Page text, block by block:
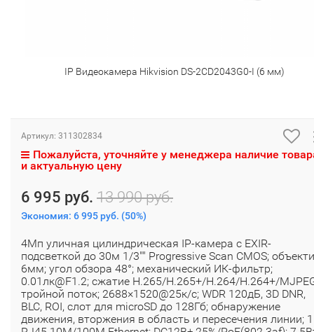
IP Видеокамера Hikvision DS-2CD2043G0-I (6 мм)
Артикул: 311302834
Пожалуйста, уточняйте у менеджера наличие
и актуальную цену
6 995 руб. 13 990 руб.
Экономия: 6 995 руб. (50%)
4Мп уличная цилиндрическая IP-камера с EXIR-
подсветкой до 30м 1/3"" Progressive Scan CMOS;
6мм; угол обзора 48°; механический ИК-фильтр;
0.01лк@F1.2; сжатие H.265/H.265+/H.264/H.264+/
тройной поток; 2688×1520@25к/с; WDR 120дБ, 3D DNR,
BLC, ROI, слот для microSD до 128Гб; обнаружение
движения, вторжения в область и пересечения линии; 1